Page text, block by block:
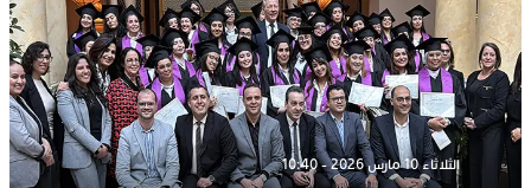
17:36 من الراب والراي إلى العيطة والأغنية الأمازيغية.. مهرجان الناظور
المتوسطي يحتفي بتنوع الموسيقى المغربية
الثلاثاء 10 مارس 2026 - 10:40